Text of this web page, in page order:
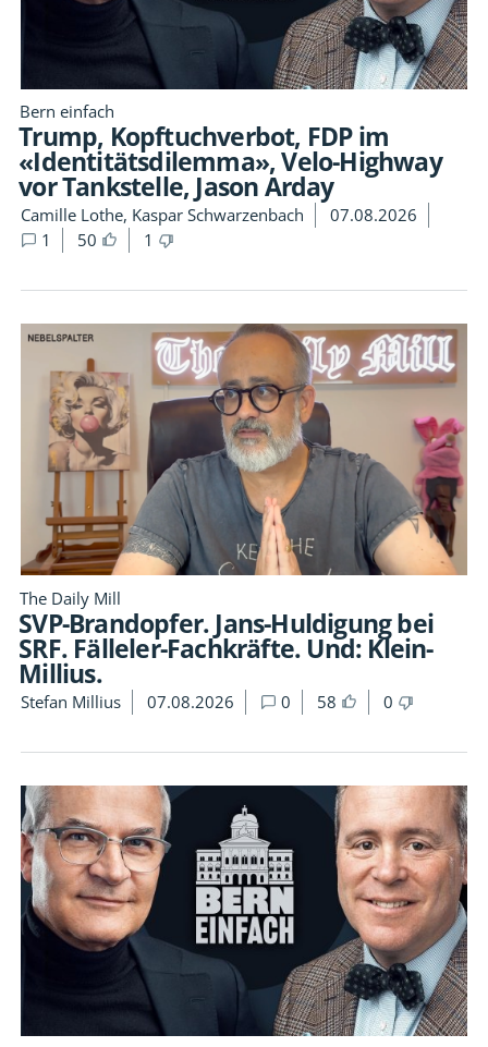
Bern einfach
Trump, Kopftuchverbot, FDP im
«Identitätsdilemma», Velo-Highway
vor Tankstelle, Jason Arday
Camille Lothe, Kaspar Schwarzenbach
07.08.2026
1
50 1
The Daily Mill
SVP-Brandopfer. Jans-Huldigung bei
SRF. Fälleler-Fachkräfte. Und: Klein-
Millius.
Stefan Millius 07.08.2026 0 58 0